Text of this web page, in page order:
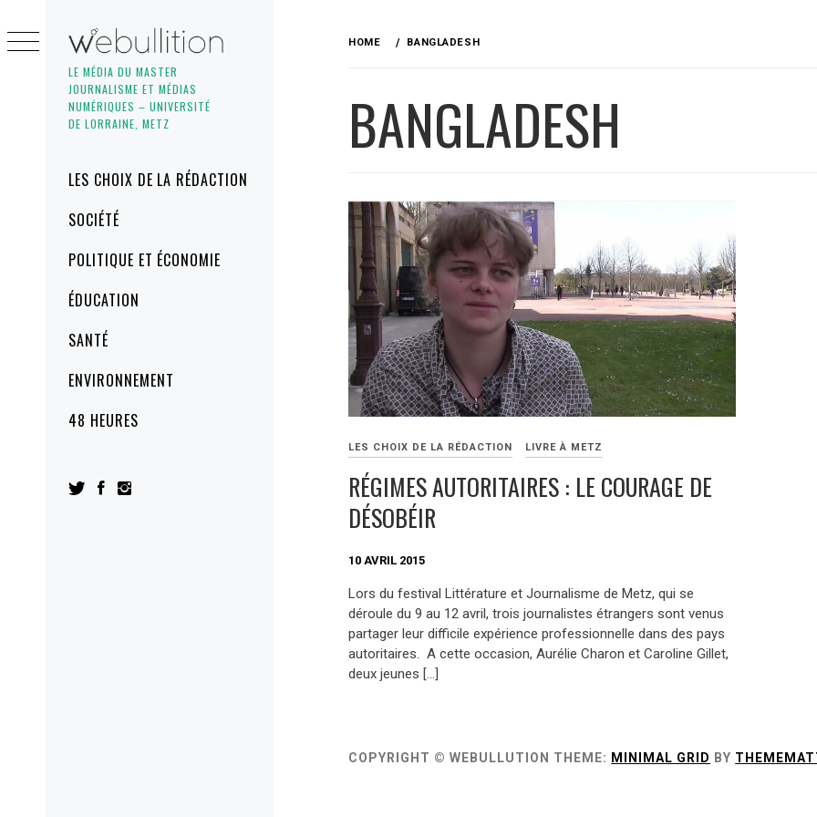
LE MÉDIA DU MASTER
JOURNALISME ET MÉDIAS
NUMÉRIQUES – UNIVERSITÉ
DE LORRAINE, METZ
MenuLES CHOIX DE LA RÉDACTION
SOCIÉTÉ
POLITIQUE ET ÉCONOMIE
ÉDUCATION
SANTÉ
ENVIRONNEMENT
48 HEURES
to
content
HOME BANGLADESH
BANGLADESH
LES CHOIX DE LA RÉDACTION LIVRE À METZ
RÉGIMES AUTORITAIRES : LE COURAGE DE
DÉSOBÉIR
10 AVRIL 2015
Lors du festival Littérature et Journalisme de Metz, qui se
déroule du 9 au 12 avril, trois journalistes étrangers sont venus
partager leur difficile expérience professionnelle dans des pays
autoritaires. A cette occasion, Aurélie Charon et Caroline Gillet,
deux jeunes […]
COPYRIGHT © WEBULLUTION THEME: MINIMAL GRID BY